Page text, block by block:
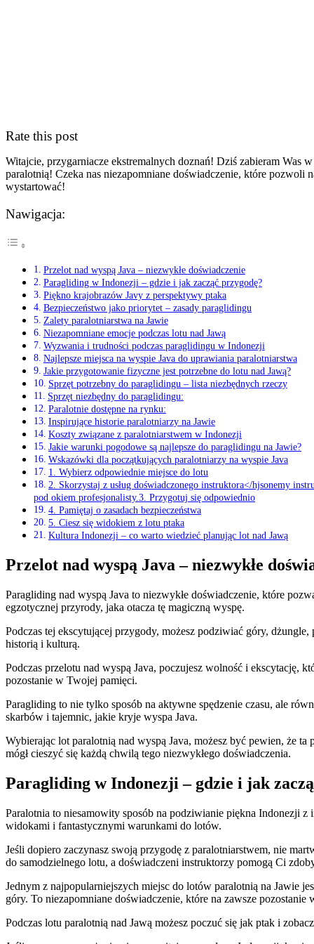
Rate this post
Witajcie, przygarniacze⁤ ekstremalnych doznań!‌ Dziś zabieram Was
paralotnią! Czeka nas niezapomniane doświadczenie, ⁤które
wystartować!
Nawigacja:
Przelot nad wyspą Java – ​niezwykłe doświadczenie
Paragliding w Indonezji – gdzie‌ i jak zacząć przygodę?
Piękno krajobrazów Javy z perspektywy ptaka
Bezpieczeństwo‍ jako priorytet – zasady paraglidingu
Zalety paralotniarstwa na ​Jawie
Niezapomniane emocje podczas lotu‍ nad ‌Jawą
Wyzwania i ​trudności podczas paraglidingu w Indonezji
Najlepsze miejsca na wyspie ⁣Java do uprawiania paralotniarstwa
Jakie przygotowanie fizyczne jest potrzebne ⁣do lotu nad Jawą?
Sprzęt ⁤potrzebny do paraglidingu‍ –​ lista niezbędnych rzeczy
Sprzęt niezbędny do paraglidingu:
Paralotnie dostępne⁤ na rynku:
Inspirujące historie paralotniarzy na Jawie
Koszty związane z paralotniarstwem⁣ w Indonezji
Jakie warunki pogodowe są najlepsze do paraglidingu na Jawie?
Wskazówki dla początkujących paralotniarzy na wyspie Java
1. Wybierz odpowiednie miejsce do lotu
2. Skorzystaj z‌ usług ⁤doświadczonego ⁣instruktora</hjsonemy
pod okiem ​profesjonalisty.3. Przygotuj się​ odpowiednio
4. ​Pamiętaj o zasadach bezpieczeństwa
5. ⁢Ciesz się widokiem z lotu ptaka
Kultura ⁣Indonezji – co ⁣warto‌ wiedzieć planując lot nad ⁢Jawą
Przelot nad wyspą Java – ​niezwykłe
Paragliding ⁢nad wyspą Java to niezwykłe ‌doświadczenie, które
egzotycznej przyrody, jaka otacza tę magiczną⁣ wyspę.
Podczas​ tej ekscytującej⁤ przygody, możesz podziwiać‌ góry,
historią i ⁢kulturą.
Podczas przelotu‍ nad wyspą Java, poczujesz wolność ‌i ekscytację,
pozostanie w‌ Twojej pamięci.
Paragliding to⁤ nie ⁣tylko sposób ⁣na aktywne spędzenie czasu, ​ale⁤
skarbów i tajemnic, jakie kryje wyspa ⁣Java.
Wybierając lot paralotnią nad wyspą Java, możesz być pewien, że‌
mógł cieszyć‍ się ⁤każdą chwilą tego niezwykłego doświadczenia.
Paragliding w Indonezji – gdzie‌ i jak
Paralotnia to niesamowity sposób ​na podziwianie ⁤piękna Indonezji
widokami i fantastycznymi‌ warunkami do‌ lotów.
Jeśli⁤ dopiero zaczynasz swoją przygodę z paralotniarstwem, nie
‌do‌ samodzielnego⁤ lotu, a doświadczeni instruktorzy pomogą‍ Ci
Jednym z‌ najpopularniejszych ⁤miejsc do lotów⁣ paralotnią na Jawie
góry. To niezapomniane doświadczenie,⁢ które na zawsze ​pozostanie
Podczas lotu paralotnią nad Jawą możesz poczuć się jak ptak i